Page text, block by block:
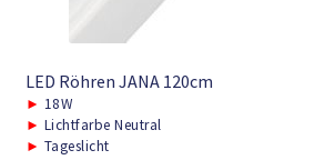
LED Röhren JANA 120cm
► 18W
► Lichtfarbe Neutral
► Tageslicht